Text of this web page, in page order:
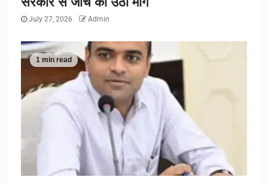
July 27, 2026 Admin
1 min read